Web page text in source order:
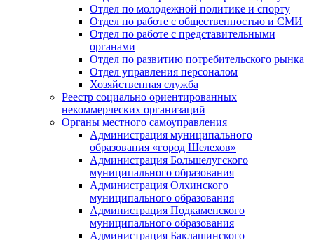
Отдел по молодежной политике и спорту
Отдел по работе с общественностью и СМИ
Отдел по работе с представительными
органами
Отдел по развитию потребительского рынка
Отдел управления персоналом
Хозяйственная служба
Реестр социально ориентированных
некоммерческих организаций
Органы местного самоуправления
Администрация муниципального
образования «город Шелехов»
Администрация Большелугского
муниципального образования
Администрация Олхинского
муниципального образования
Администрация Подкаменского
муниципального образования
Администрация Баклашинского